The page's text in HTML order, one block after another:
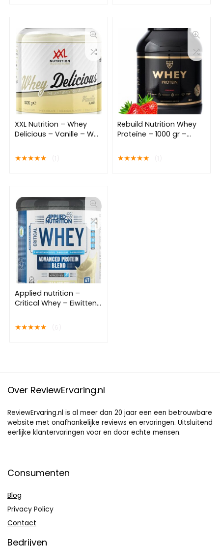
XXL Nutrition – Whey
Delicious – Vanille – Wei
Glutamine, Proteïne
poeder, Eiwit shake,
★★★★★
Rebuild Nutrition Whey
Proteïne – 1000 gr –
Proteïne Poeder – 40
Eiwitshakes –
★★★★★
Applied nutrition –
Critical Whey – Eiwitten /
Gr – 66 Doseringnen –
Vanilla Ice Cream
★★★★★
Over ReviewErvaring.nl
ReviewErvaring.nl is al meer dan 20 jaar een een betrouwbare
website met onafhankelijke reviews en ervaringen. Uitsluitend
eerlijke klantervaringen voor en door echte mensen.
Consumenten
Blog
Privacy Policy
Contact
Bedrijven